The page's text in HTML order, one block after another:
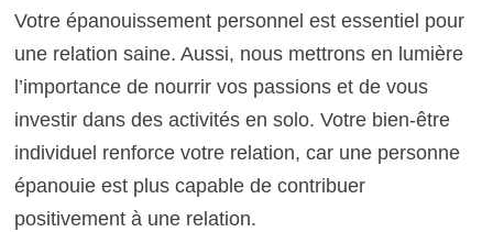
Votre épanouissement personnel est essentiel pour
une relation saine. Aussi, nous mettrons en lumière
l’importance de nourrir vos passions et de vous
investir dans des activités en solo. Votre bien-être
individuel renforce votre relation, car une personne
épanouie est plus capable de contribuer
positivement à une relation.